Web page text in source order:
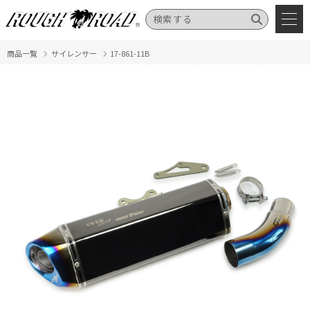
商品一覧 サイレンサー 17-861-11B